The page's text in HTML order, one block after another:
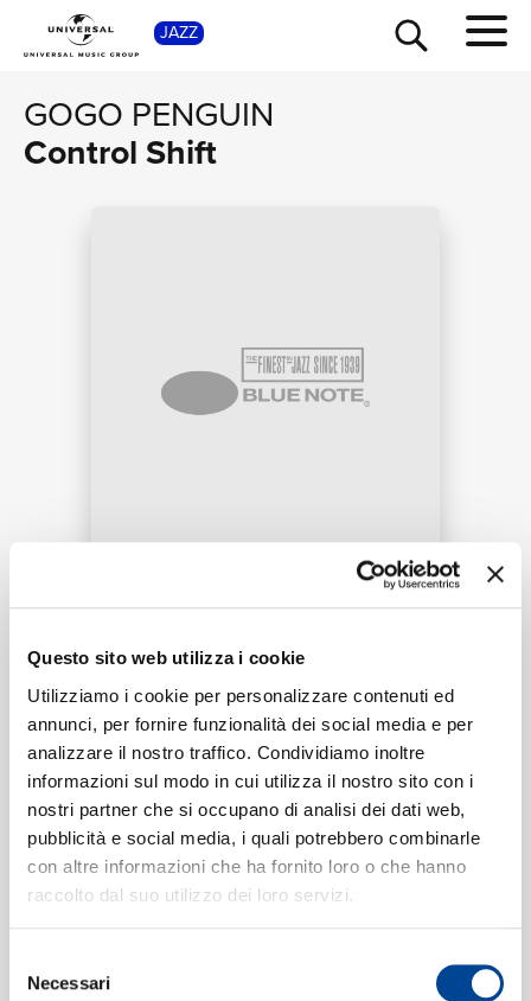
Questo sito web utilizza i cookie
Utilizziamo i cookie per personalizzare contenuti ed
annunci, per fornire funzionalità dei social media e per
analizzare il nostro traffico. Condividiamo inoltre
informazioni sul modo in cui utilizza il nostro sito con i
nostri partner che si occupano di analisi dei dati web,
pubblicità e social media, i quali potrebbero combinarle
con altre informazioni che ha fornito loro o che hanno
raccolto dal suo utilizzo dei loro servizi.
delNecessari
JAZZ
GOGO PENGUIN
Control Shift
1 Control Shift(Teaser)
01:00
GoGo Penguin
Formati disponibili:
UPC:00602508272677
SHOP
TOUR NEWS
RICERCA
CHI SIAMO
CONTATTI
NEWSLETTER